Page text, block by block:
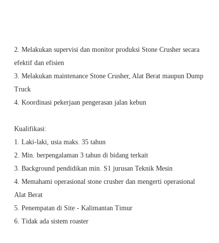
2. Melakukan supervisi dan monitor produksi Stone Crusher secara
efektif dan efisien
3. Melakukan maintenance Stone Crusher, Alat Berat maupun Dump
Truck
4. Koordinasi pekerjaan pengerasan jalan kebun
Kualifikasi:
1. Laki-laki, usia maks. 35 tahun
2. Min. berpengalaman 3 tahun di bidang terkait
3. Background pendidikan min. S1 jurusan Teknik Mesin
4. Memahami operasional stone crusher dan mengerti operasional
Alat Berat
5. Penempatan di Site - Kalimantan Timur
6. Tidak ada sistem roaster